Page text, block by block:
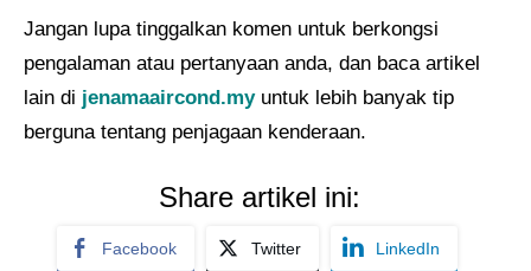
Jangan lupa tinggalkan komen untuk berkongsi
pengalaman atau pertanyaan anda, dan baca artikel
lain di jenamaaircond.myuntuk lebih banyak tip
berguna tentang penjagaan kenderaan.
Share artikel ini:
Facebook Twitter LinkedIn